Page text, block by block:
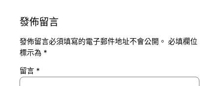
發佈留言
發佈留言必須填寫的電子郵件地址不會公開。 必填欄位
標示為 *
留言 *